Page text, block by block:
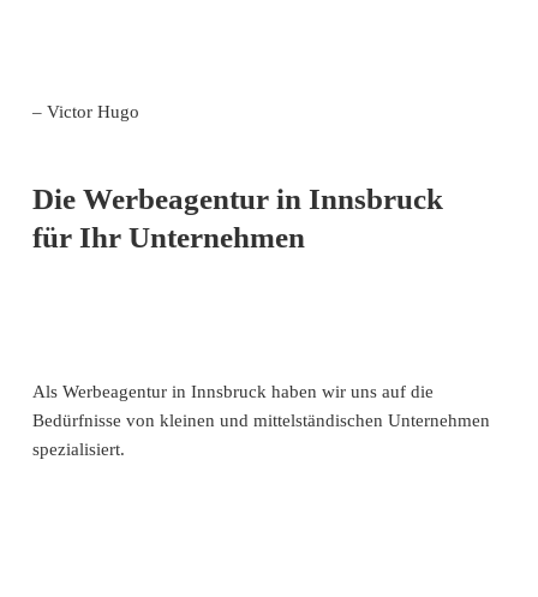
– Victor Hugo
Die Werbeagentur in Innsbruck
für Ihr Unternehmen
Als Werbeagentur in Innsbruck haben wir uns auf die
Bedürfnisse von kleinen und mittelständischen Unternehmen
spezialisiert.